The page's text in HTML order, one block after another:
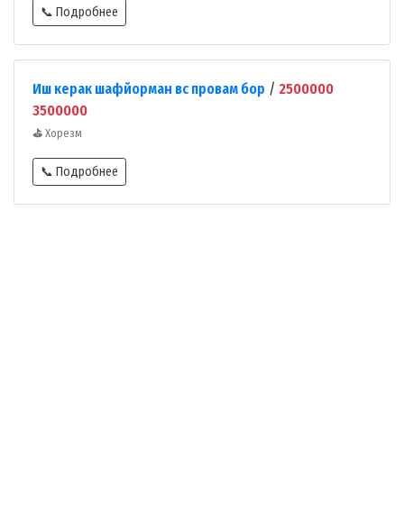
📞 Подробнее
Иш керак шафйорман вс провам бор / 2500000
3500000
⛳ Хорезм
📞 Подробнее